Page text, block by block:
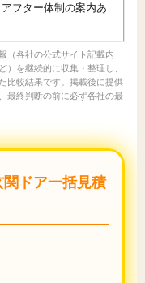
フター体制の案内あ
（各社の公式サイト記載内
を継続的に収集・整理し、
比較結果です。掲載後に提供
最終判断の前に必ず各社の最
関ドア一括見積